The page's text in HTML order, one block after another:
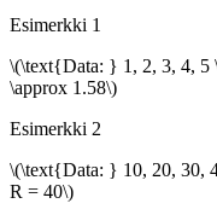
Esimerkki 1
\(\text{Data: } 1, 2, 3, 4,
\approx 1.58\)
Esimerkki 2
\(\text{Data: } 10, 20, 30,
R = 40\)